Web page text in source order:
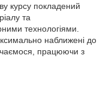
курсу покладений
та
технологіями.
наближені до
працюючи з